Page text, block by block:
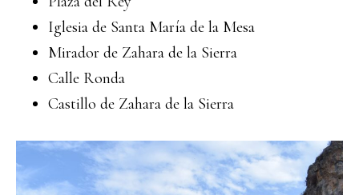
Iglesia de Santa María de la Mesa
Mirador de Zahara de la Sierra
Calle Ronda
Castillo de Zahara de la Sierra